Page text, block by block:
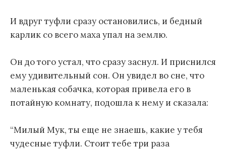
И вдруг туфли сразу остановились, и бедный
карлик со всего маха упал на землю.
Он до того устал, что сразу заснул. И приснился
ему удивительный сон. Он увидел во сне, что
маленькая собачка, которая привела его в
потайную комнату, подошла к нему и сказала:
“Милый Мук, ты еще не знаешь, какие у тебя
чудесные туфли. Стоит тебе три раза